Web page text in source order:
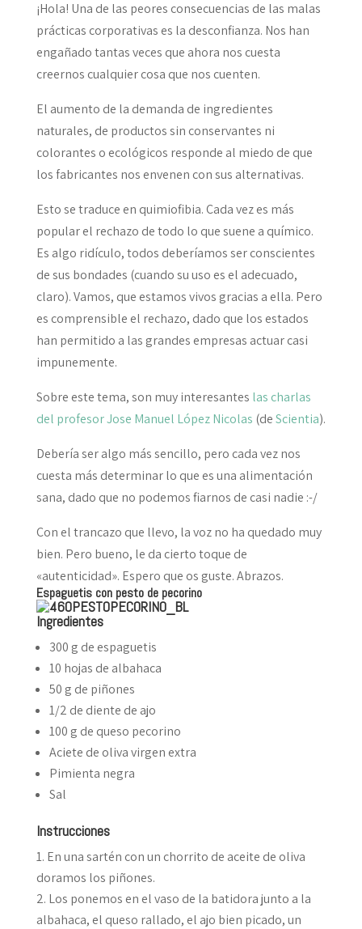
¡Hola! Una de las peores consecuencias de las malas
prácticas corporativas es la desconfianza. Nos han
engañado tantas veces que ahora nos cuesta
creernos cualquier cosa que nos cuenten.
El aumento de la demanda de ingredientes
naturales, de productos sin conservantes ni
colorantes o ecológicos responde al miedo de que
los fabricantes nos envenen con sus alternativas.
Esto se traduce en quimiofibia. Cada vez es más
popular el rechazo de todo lo que suene a químico.
Es algo ridículo, todos deberíamos ser conscientes
de sus bondades (cuando su uso es el adecuado,
claro). Vamos, que estamos vivos gracias a ella. Pero
es comprensible el rechazo, dado que los estados
han permitido a las grandes empresas actuar casi
impunemente.
Sobre este tema, son muy interesantes las charlas
del profesor Jose Manuel López Nicolas (deScientia).
Debería ser algo más sencillo, pero cada vez nos
cuesta más determinar lo que es una alimentación
sana, dado que no podemos fiarnos de casi nadie :-/
Con el trancazo que llevo, la voz no ha quedado muy
bien. Pero bueno, le da cierto toque de
«autenticidad». Espero que os guste. Abrazos.
Espaguetis con pesto de pecorino
Ingredientes
300 g de espaguetis
10 hojas de albahaca
50 g de piñones
1/2 de diente de ajo
100 g de queso pecorino
Aciete de oliva virgen extra
Pimienta negra
Sal
Instrucciones
En una sartén con un chorrito de aceite de oliva
doramos los piñones.
Los ponemos en el vaso de la batidora junto a la
albahaca, el queso rallado, el ajo bien picado, un